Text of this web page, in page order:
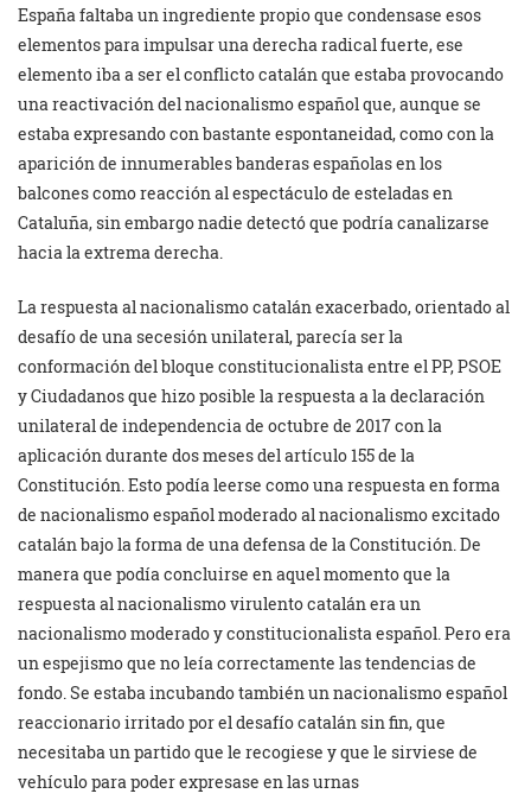
España faltaba un ingrediente propio que condensase esos
elementos para impulsar una derecha radical fuerte, ese
elemento iba a ser el conflicto catalán que estaba provocando
una reactivación del nacionalismo español que, aunque se
estaba expresando con bastante espontaneidad, como con la
aparición de innumerables banderas españolas en los
balcones como reacción al espectáculo de esteladas en
Cataluña, sin embargo nadie detectó que podría canalizarse
hacia la extrema derecha.
La respuesta al nacionalismo catalán exacerbado, orientado al
desafío de una secesión unilateral, parecía ser la
conformación del bloque constitucionalista entre el PP, PSOE
y Ciudadanos que hizo posible la respuesta a la declaración
unilateral de independencia de octubre de 2017 con la
aplicación durante dos meses del artículo 155 de la
Constitución. Esto podía leerse como una respuesta en forma
de nacionalismo español moderado al nacionalismo excitado
catalán bajo la forma de una defensa de la Constitución. De
manera que podía concluirse en aquel momento que la
respuesta al nacionalismo virulento catalán era un
nacionalismo moderado y constitucionalista español. Pero era
un espejismo que no leía correctamente las tendencias de
fondo. Se estaba incubando también un nacionalismo español
reaccionario irritado por el desafío catalán sin fin, que
necesitaba un partido que le recogiese y que le sirviese de
vehículo para poder expresase en las urnas